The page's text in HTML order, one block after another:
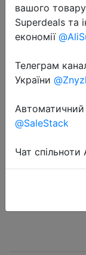
2024-01-10
Radiator
Phone
вашого
Superdeals та
економії
Телеграм
України
@SaleStack
Чат спільноти